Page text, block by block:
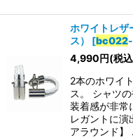
ホワイトレザ
ス）
[bc022
4,990円(税
2本のホワイ
ス。 シャツ
装着感が非常
レガントに演
アラウンド】